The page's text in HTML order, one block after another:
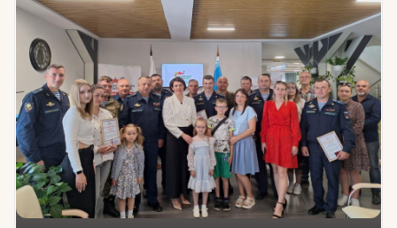
Юридическая помощь
Региональные меры поддержки